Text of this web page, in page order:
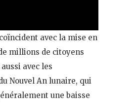
avec la mise en
millions de citoyens
avec les
Nouvel An lunaire, qui
une baisse